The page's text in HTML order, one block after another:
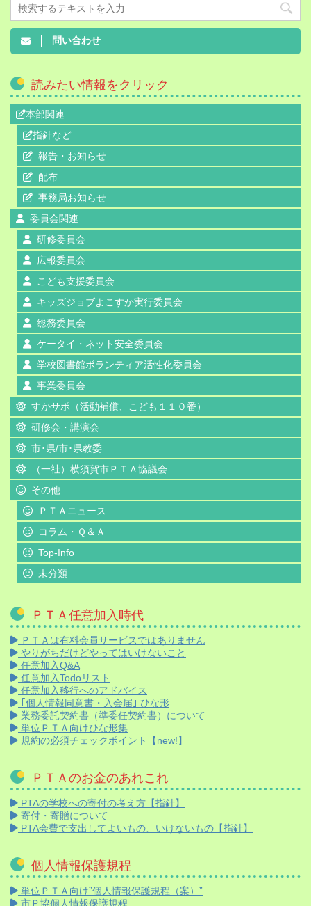
問い合わせ
読みたい情報をクリック
本部関連
指針など
報告・お知らせ
配布
事務局お知らせ
委員会関連
研修委員会
広報委員会
こども支援委員会
キッズジョブよこすか実行委員会
総務委員会
ケータイ・ネット安全委員会
学校図書館ボランティア活性化委員会
事業委員会
すかサポ（活動補償、こども１１０番）
研修会・講演会
市･県/市･県教委
（一社）横須賀市ＰＴＡ協議会
その他
ＰＴＡニュース
コラム・Ｑ＆Ａ
Top-Info
未分類
ＰＴＡ任意加入時代
ＰＴＡは有料会員サービスではありません
やりがちだけどやってはいけないこと
任意加入Q&A
任意加入Todoリスト
任意加入移行へのアドバイス
｢個人情報同意書・入会届｣ ひな形
業務委託契約書（準委任契約書）について
単位ＰＴＡ向けひな形集
規約の必須チェックポイント【new!】
ＰＴＡのお金のあれこれ
PTAの学校への寄付の考え方【指針】
寄付・寄贈について
PTA会費で支出してよいもの、いけないもの【指針】
個人情報保護規程
単位ＰＴＡ向け”個人情報保護規程（案）”
市Ｐ協個人情報保護規程